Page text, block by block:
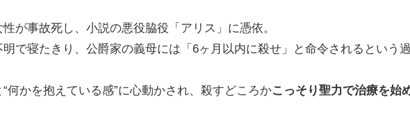
が事故死し、小説の悪役脇役「アリス」に憑依。
で寝たきり、公爵家の義母には「6ヶ月以内に殺せ」と命令されるという
何かを抱えている感”に心動かされ、殺すどころかこっそり聖力で治療を始